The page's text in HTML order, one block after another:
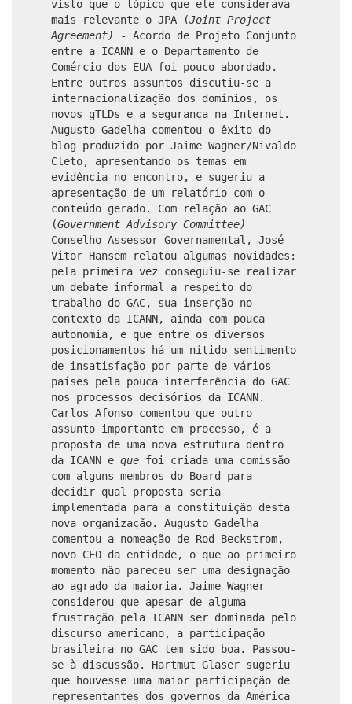
visto que o tópico que ele considerava
mais relevante o JPA (Joint Project
Agreement)
- Acordo de Projeto Conjunto
entre a ICANN e o Departamento de
Comércio dos EUA foi pouco abordado.
Entre outros assuntos discutiu-se a
internacionalização dos domínios, os
novos gTLDs e a segurança na Internet.
Augusto Gadelha comentou o êxito do
blog produzido por Jaime Wagner/Nivaldo
Cleto, apresentando os temas em
evidência no encontro, e sugeriu a
apresentação de um relatório com o
conteúdo gerado. Com relação ao GAC
(Government Advisory Committee)
Conselho Assessor Governamental, José
Vitor Hansem relatou algumas novidades:
pela primeira vez conseguiu-se realizar
um debate informal a respeito do
trabalho do GAC, sua inserção no
contexto da ICANN, ainda com pouca
autonomia, e que entre os diversos
posicionamentos há um nítido sentimento
de insatisfação por parte de vários
países pela pouca interferência do GAC
nos processos decisórios da ICANN.
Carlos Afonso comentou que outro
assunto importante em processo, é a
proposta de uma nova estrutura dentro
da ICANN e que foi criada uma comissão
com alguns membros do Board para
decidir qual proposta seria
implementada para a constituição desta
nova organização. Augusto Gadelha
comentou a nomeação de Rod Beckstrom,
novo CEO da entidade, o que ao primeiro
momento não pareceu ser uma designação
ao agrado da maioria. Jaime Wagner
considerou que apesar de alguma
frustração pela ICANN ser dominada pelo
discurso americano, a participação
brasileira no GAC tem sido boa. Passou-
se à discussão. Hartmut Glaser sugeriu
que houvesse uma maior participação de
representantes dos governos da América